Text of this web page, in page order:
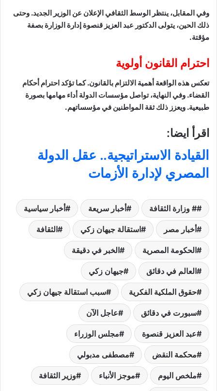
وفي المقابل، ينتظر الوسط الثقافي الإعلان عن الوزير الجديد. وحتى
ذلك الحين، يتولى الدكتور عبد العزيز قنصوة إدارة الوزارة بصفة
مؤقتة.
احترام القانون أولوية
تعكس هذه الواقعة أهمية الالتزام بالقانون. كما تؤكد احترام أحكام
القضاء. وفي النهاية، تواصل مؤسسات الدولة أداء مهامها بصورة
طبيعية. ويعزز ذلك ثقة المواطنين في مؤسساتهم.
اقرأ ايضا:
القيادة الاستراتيجية.. عقل الدولة
المصري لإدارة الأزمات
# وزارة الثقافة أخبار سريعة أخبار سياسية
أخبار مصر استقالة جيهان زكي الثقافة
الحكومة المصرية الخبر في دقيقة
العالم في دقائق جيهان زكي
حقوق الملكية الفكرية سبب استقالة جيهان زكي
سبورت في دقائق عاجل الآن
عبد العزيز قنصوة مجلس الوزراء
محكمة النقض مصطفى مدبولي
ملخص اليوم موجز الأنباء وزير الثقافة